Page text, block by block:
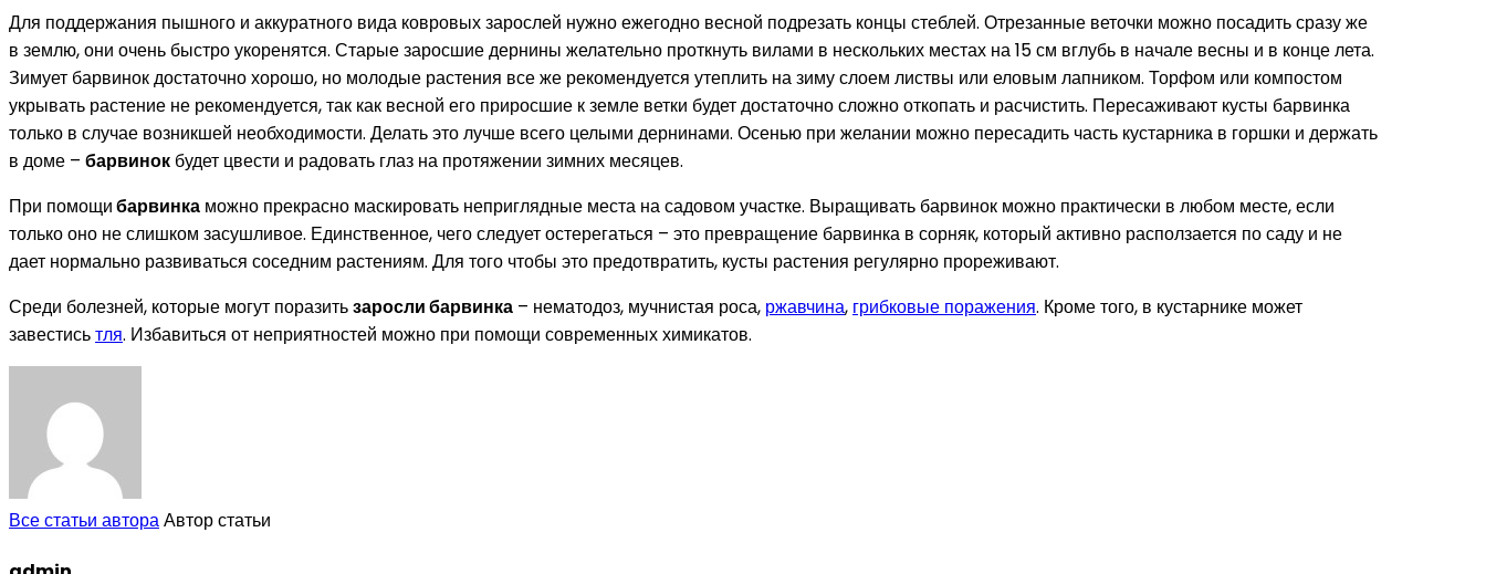
Для поддержания пышного и аккуратного вида ковровых зарослей нужно ежегодно весной подрезать концы стеблей. Отрезанные веточки можно посадить сразу же
в землю, они очень быстро укоренятся. Старые заросшие дернины желательно проткнуть вилами в нескольких местах на 15 см вглубь в начале весны и в конце лета.
Зимует барвинок достаточно хорошо, но молодые растения все же рекомендуется утеплить на зиму слоем листвы или еловым лапником. Торфом или компостом
укрывать растение не рекомендуется, так как весной его приросшие к земле ветки будет достаточно сложно откопать и расчистить. Пересаживают кусты барвинка
только в случае возникшей необходимости. Делать это лучше всего целыми дернинами. Осенью при желании можно пересадить часть кустарника в горшки и держать
в доме – барвинок будет цвести и радовать глаз на протяжении зимних месяцев.
При помощибарвинка можно прекрасно маскировать неприглядные места на садовом участке. Выращивать барвинок можно практически в любом месте, если
только оно не слишком засушливое. Единственное, чего следует остерегаться – это превращение барвинка в сорняк, который активно расползается по саду и не
дает нормально развиваться соседним растениям. Для того чтобы это предотвратить, кусты растения регулярно прореживают.
Среди болезней, которые могут поразитьзаросли барвинка – нематодоз, мучнистая роса, ржавчина, грибковые поражения. Кроме того, в кустарнике может
завестисьтля. Избавиться от неприятностей можно при помощи современных химикатов.
Все статьи автораАвтор статьи